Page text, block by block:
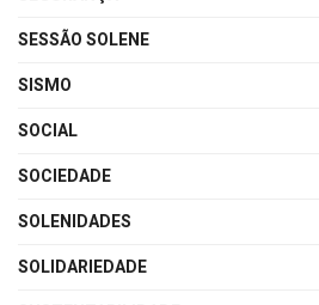
SESSÃO SOLENE
SISMO
SOCIAL
SOCIEDADE
SOLENIDADES
SOLIDARIEDADE